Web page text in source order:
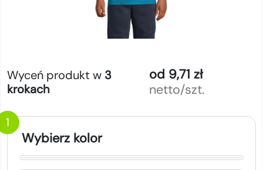
Wyceń produkt w 3
krokach
od 9,71 zł
netto/szt.
1
Wybierz kolor